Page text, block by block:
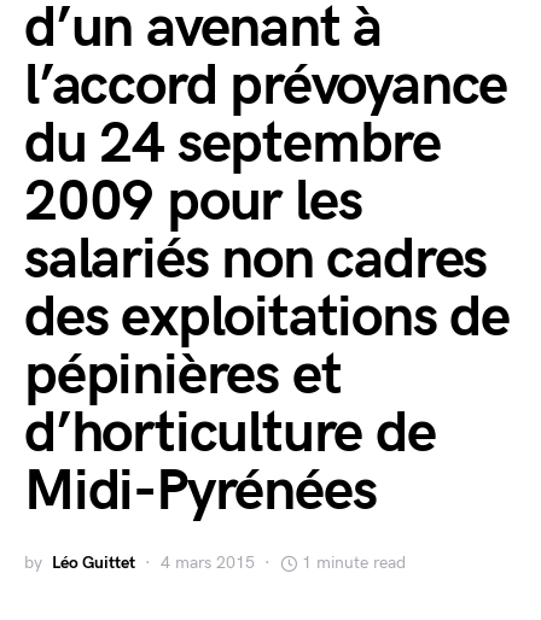
d’un avenant à
l’accord prévoyance
du 24 septembre
2009 pour les
salariés non cadres
des exploitations de
pépinières et
d’horticulture de
Midi-Pyrénées
by Léo Guittet 4 mars 2015 1 minute read